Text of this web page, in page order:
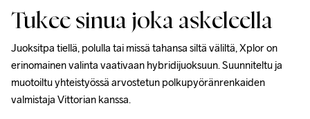
Tukee sinua joka askeleella
Juoksitpa tiellä, polulla tai missä tahansa siltä väliltä, ​​Xplor on
erinomainen valinta vaativaan hybridijuoksuun. Suunniteltu ja
muotoiltu yhteistyössä arvostetun polkupyöränrenkaiden
valmistaja Vittorian kanssa.